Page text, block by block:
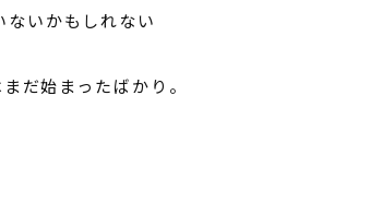
いかもしれない
だ始まったばかり。